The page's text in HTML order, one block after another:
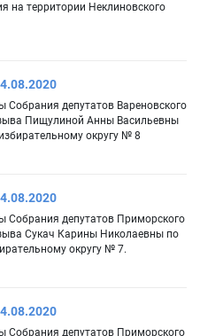
на территории Неклиновского
Собрания депутатов Вареновского
Пищулиной Анны Васильевны
округу № 8
Собрания депутатов Приморского
Сукач Карины Николаевны по
округу № 7.
Собрания депутатов Приморского